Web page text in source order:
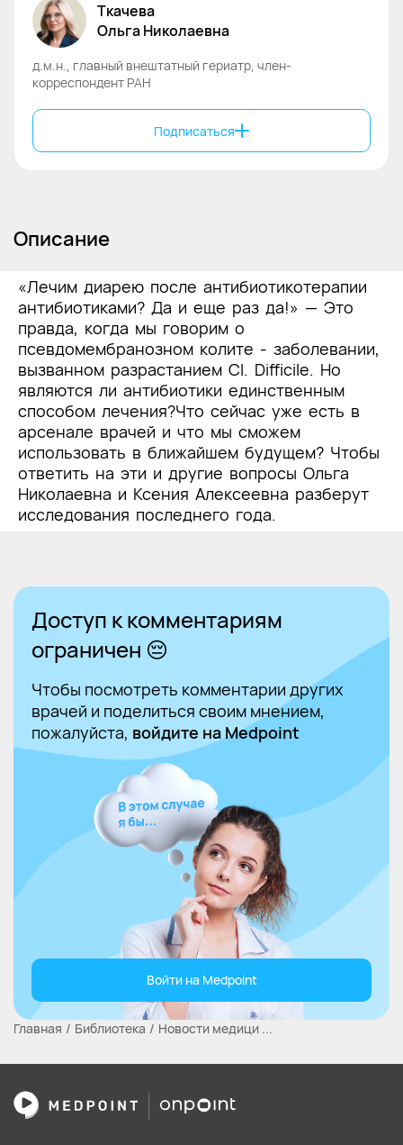
Ткачева
ОльгаНиколаевна
д.м.н., главный внештатный гериатр, член-
корреспондент РАН
Подписаться
Описание
«Лечим диарею после антибиотикотерапии
антибиотиками? Да и еще раз да!» — Это
правда, когда мы говорим о
псевдомембранозном колите - заболевании,
вызванном разрастанием Cl. Difficile. Но
являются ли антибиотики единственным
способом лечения?Что сейчас уже есть в
арсенале врачей и что мы сможем
использовать в ближайшем будущем? Чтобы
ответить на эти и другие вопросы Ольга
Николаевна и Ксения Алексеевна разберут
исследования последнего года.
Доступ к комментариям
ограничен 😔
Чтобы посмотреть комментарии других
врачей и поделиться своим мнением,
пожалуйста, войдите на Medpoint
Войти на Medpoint
Главная Библиотека Новости медици ...